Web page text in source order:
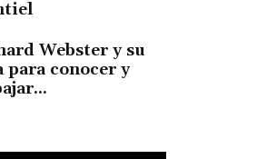
Webster y su
para conocer y